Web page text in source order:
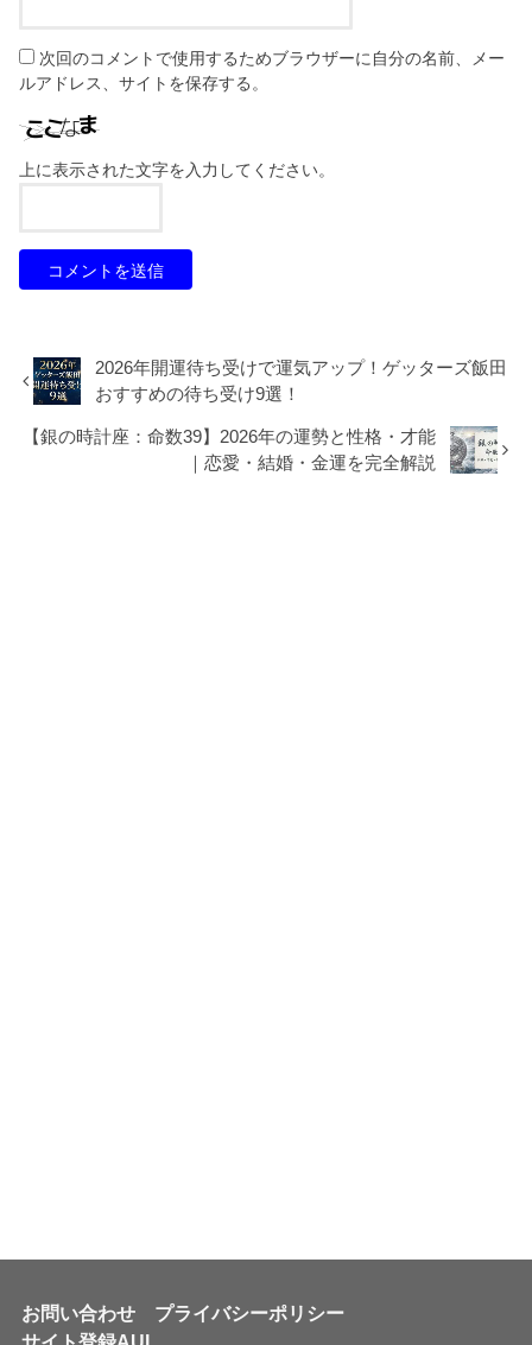
次回のコメントで使用するためブラウザーに自分の名前、メー
ルアドレス、サイトを保存する。
上に表示された文字を入力してください。
2026年開運待ち受けで運気アップ！ゲッターズ飯田
おすすめの待ち受け9選！
【銀の時計座：命数39】2026年の運勢と性格・才能
｜恋愛・結婚・金運を完全解説
お問い合わせ
プライバシーポリシー